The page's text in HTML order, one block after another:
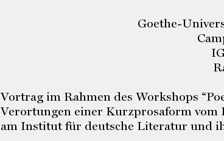
Goethe-
Vortrag im Rahmen des Workshops
Verortungen einer Kurzprosaform vom
am Institut für deutsche Literatur und